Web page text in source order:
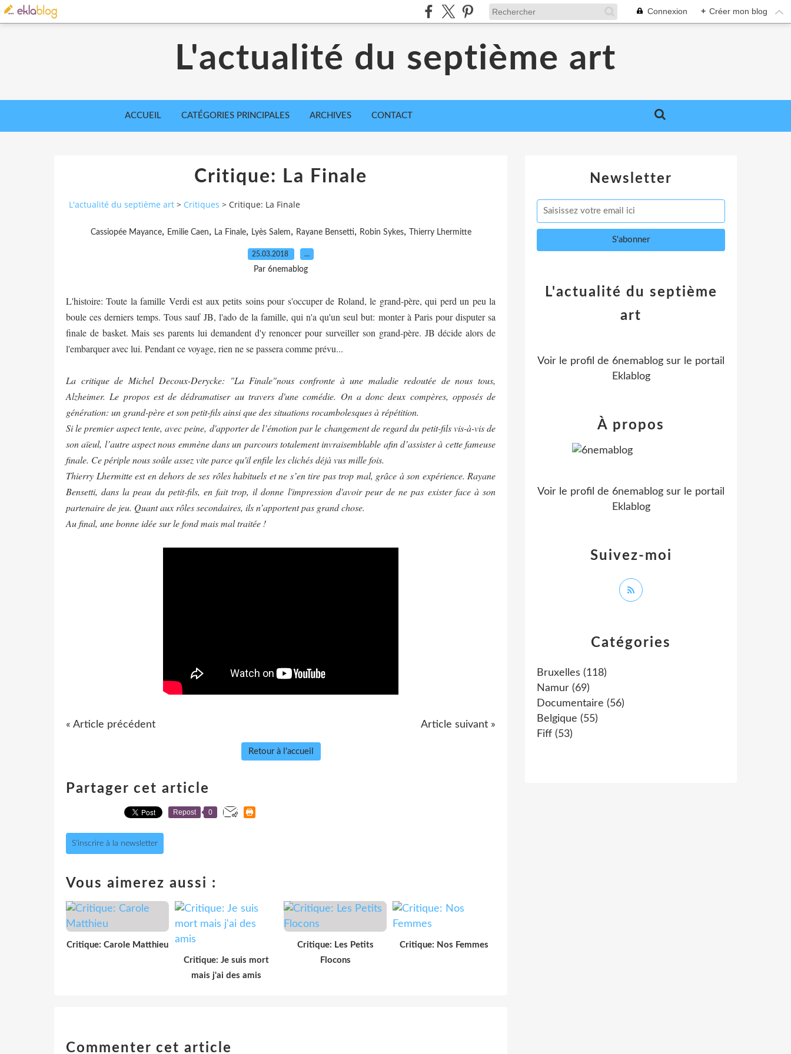
Connexion + Créer mon blog
L'actualité du septième art
ACCUEIL CATÉGORIES PRINCIPALES ARCHIVES CONTACT
Critique: La Finale
L'actualité du septième art > Critiques > Critique: La Finale
Cassiopée Mayance, Emilie Caen, La Finale, Lyès Salem, Rayane Bensetti, Robin Sykes, Thierry Lhermitte
25.03.2018 …
Par 6nemablog
L'histoire: Toute la famille Verdi est aux petits soins pour s'occuper de Roland, le grand-père, qui perd un peu la
boule ces derniers temps. Tous sauf JB, l'ado de la famille, qui n'a qu'un seul but: monter à Paris pour disputer sa
finale de basket. Mais ses parents lui demandent d'y renoncer pour surveiller son grand-père. JB décide alors de
l'embarquer avec lui. Pendant ce voyage, rien ne se passera comme prévu...
La critique de Michel Decoux-Derycke: "La Finale"nous confronte à une maladie redoutée de nous tous,
Alzheimer. Le propos est de dédramatiser au travers d'une comédie. On a donc deux compères, opposés de
génération: un grand-père et son petit-fils ainsi que des situations rocambolesques à répétition.
Si le premier aspect tente, avec peine, d'apporter de l’émotion par le changement de regard du petit-fils vis-à-vis de
son aïeul, l’autre aspect nous emmène dans un parcours totalement invraisemblable afin d’assister à cette fameuse
finale. Ce périple nous soûle assez vite parce qu'il enfile les clichés déjà vus mille fois.
Thierry Lhermitte est en dehors de ses rôles habituels et ne s’en tire pas trop mal, grâce à son expérience. Rayane
Bensetti, dans la peau du petit-fils, en fait trop, il donne l'impression d'avoir peur de ne pas exister face à son
partenaire de jeu. Quant aux rôles secondaires, ils n’apportent pas grand chose.
Au final, une bonne idée sur le fond mais mal traitée !
« Article précédent Article suivant »
Retour à l'accueil
Partager cet article
Repost 0
S'inscrire à la newsletter
Vous aimerez aussi :
Critique: Carole Matthieu
Critique: Je suis mort
mais j'ai des amis
Critique: Les Petits
Flocons
Critique: Nos Femmes
Commenter cet article
Newsletter
Catégories
Bruxelles (118)
Namur (69)
Documentaire (56)
Belgique (55)
Fiff (53)
L'actualité du septième
art
Voir le profil de 6nemablog sur le portail
Eklablog
Suivez-moi
À propos
Voir le profil de 6nemablog sur le portail
Eklablog